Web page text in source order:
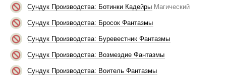
Сундук Производства: Ботинки Кадейры Магический
Сундук Производства: Бросок Фантазмы
Сундук Производства: Буревестник Фантазмы
Сундук Производства: Возмездие Фантазмы
Сундук Производства: Воитель Фантазмы